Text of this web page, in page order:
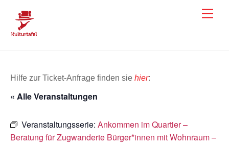
content
Hilfe zur Ticket-Anfrage finden sie hier:
« Alle Veranstaltungen
Veranstaltungsserie: Ankommen im Quartier –
Beratung für Zugwanderte Bürger*innen mit Wohnraum –